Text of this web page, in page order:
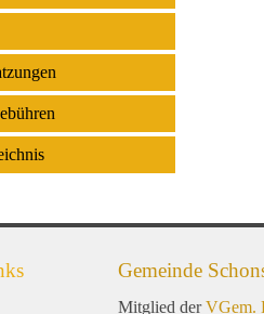
Gemeinde
Mitglied derVGem.